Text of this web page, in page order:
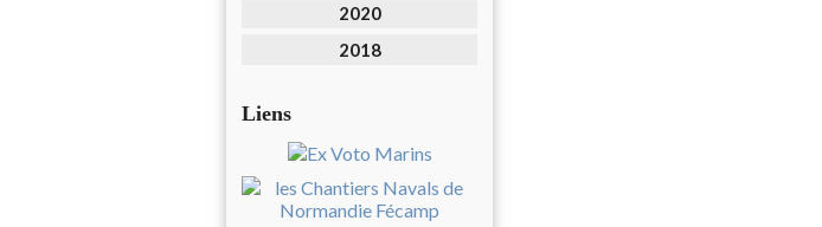
2020
2018
Liens